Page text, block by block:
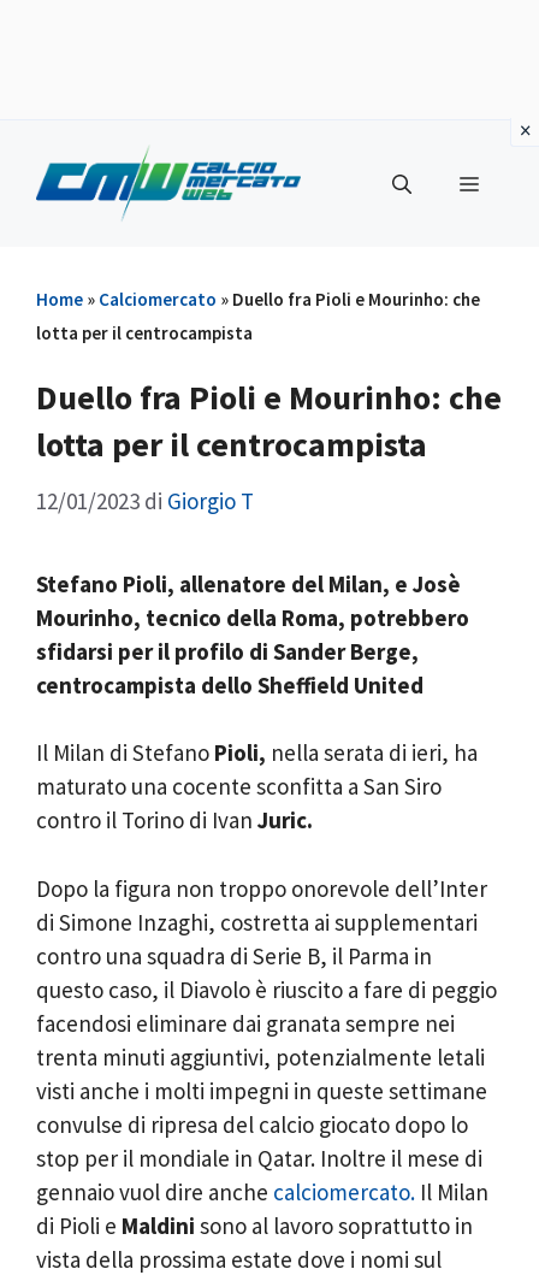
contenuto
Menu
Home » Calciomercato » Duello fra Pioli e Mourinho: che
lotta per il centrocampista
Duello fra Pioli e Mourinho: che
lotta per il centrocampista
12/01/2023 di Giorgio T
Stefano Pioli, allenatore del Milan, e Josè
Mourinho, tecnico della Roma, potrebbero
sfidarsi per il profilo di Sander Berge,
centrocampista dello Sheffield United
Il Milan di Stefano Pioli, nella serata di ieri, ha
maturato una cocente sconfitta a San Siro
contro il Torino di Ivan Juric.
Dopo la figura non troppo onorevole dell’Inter
di Simone Inzaghi, costretta ai supplementari
contro una squadra di Serie B, il Parma in
questo caso, il Diavolo è riuscito a fare di peggio
facendosi eliminare dai granata sempre nei
trenta minuti aggiuntivi, potenzialmente letali
visti anche i molti impegni in queste settimane
convulse di ripresa del calcio giocato dopo lo
stop per il mondiale in Qatar. Inoltre il mese di
gennaio vuol dire anche calciomercato. Il Milan
di Pioli e Maldini sono al lavoro soprattutto in
vista della prossima estate dove i nomi sul